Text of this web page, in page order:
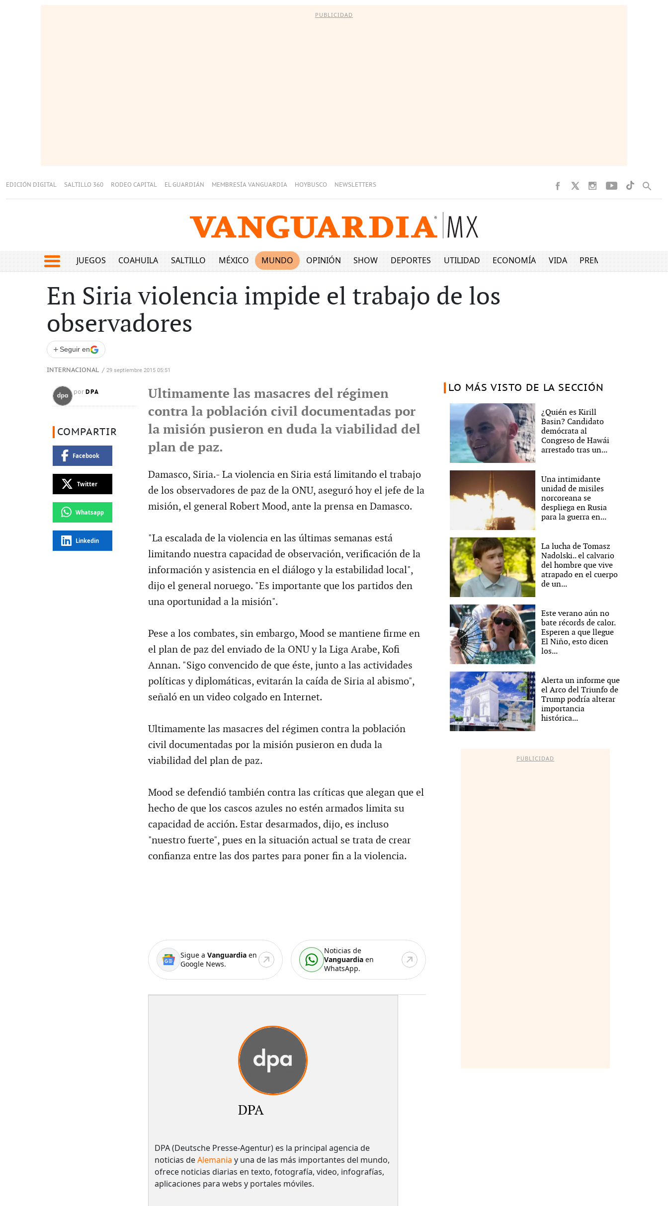
PUBLICIDAD
EDICIÓN DIGITAL SALTILLO 360 RODEO CAPITAL EL GUARDIÁN MEMBRESÍA VANGUARDIA HOYBUSCO NEWSLETTERS
JUEGOS COAHUILA SALTILLO MÉXICO MUNDO OPINIÓN SHOW DEPORTES UTILIDAD ECONOMÍA VIDA PREMIUM
En Siria violencia impide el trabajo de los
observadores
+ Seguir en
INTERNACIONAL / 29 septiembre 2015 05:51
por DPA
COMPARTIR
Facebook
Twitter
Whatsapp
Linkedin
Ultimamente las masacres del régimen
contra la población civil documentadas por
la misión pusieron en duda la viabilidad del
plan de paz.
Damasco, Siria.- La violencia en Siria está limitando el trabajo
de los observadores de paz de la ONU, aseguró hoy el jefe de la
misión, el general Robert Mood, ante la prensa en Damasco.
"La escalada de la violencia en las últimas semanas está
limitando nuestra capacidad de observación, verificación de la
información y asistencia en el diálogo y la estabilidad local",
dijo el general noruego. "Es importante que los partidos den
una oportunidad a la misión".
Pese a los combates, sin embargo, Mood se mantiene firme en
el plan de paz del enviado de la ONU y la Liga Arabe, Kofi
Annan. "Sigo convencido de que éste, junto a las actividades
políticas y diplomáticas, evitarán la caída de Siria al abismo",
señaló en un video colgado en Internet.
Ultimamente las masacres del régimen contra la población
civil documentadas por la misión pusieron en duda la
viabilidad del plan de paz.
Mood se defendió también contra las críticas que alegan que el
hecho de que los cascos azules no estén armados limita su
capacidad de acción. Estar desarmados, dijo, es incluso
"nuestro fuerte", pues en la situación actual se trata de crear
confianza entre las dos partes para poner fin a la violencia.
Sigue a Vanguardiaen
Google News.
Noticias de
Vanguardia en
WhatsApp.
DPA
DPA (Deutsche Presse-Agentur) es la principal agencia de
noticias deAlemania y una de las más importantes del mundo,
ofrece noticias diarias en texto, fotografía, video, infografías,
aplicaciones para webs y portales móviles.
LO MÁS VISTO DE LA SECCIÓN
¿Quién es Kirill
Basin? Candidato
demócrata al
Congreso de Hawái
arrestado tras un...
Una intimidante
unidad de misiles
norcoreana se
despliega en Rusia
para la guerra en...
La lucha de Tomasz
Nadolski.. el calvario
del hombre que vive
atrapado en el cuerpo
de un...
Este verano aún no
bate récords de calor.
Esperen a que llegue
El Niño, esto dicen
los...
Alerta un informe que
el Arco del Triunfo de
Trump podría alterar
importancia
histórica...
PUBLICIDAD